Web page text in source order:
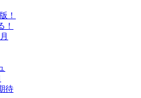
！
！
待